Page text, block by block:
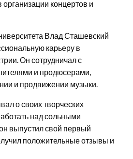
организации концертов и
Влад Сташевский
карьеру в
Он сотрудничал с
и продюсерами,
и продвижении музыки.
о своих творческих
над сольными
выпустил свой первый
положительные отзывы и